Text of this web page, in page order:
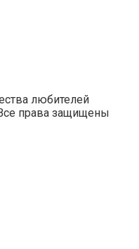
любителей
права защищены